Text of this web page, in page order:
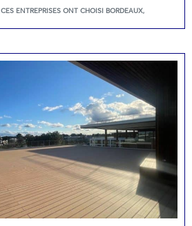
CES ENTREPRISES ONT CHOISI BORDEAUX,